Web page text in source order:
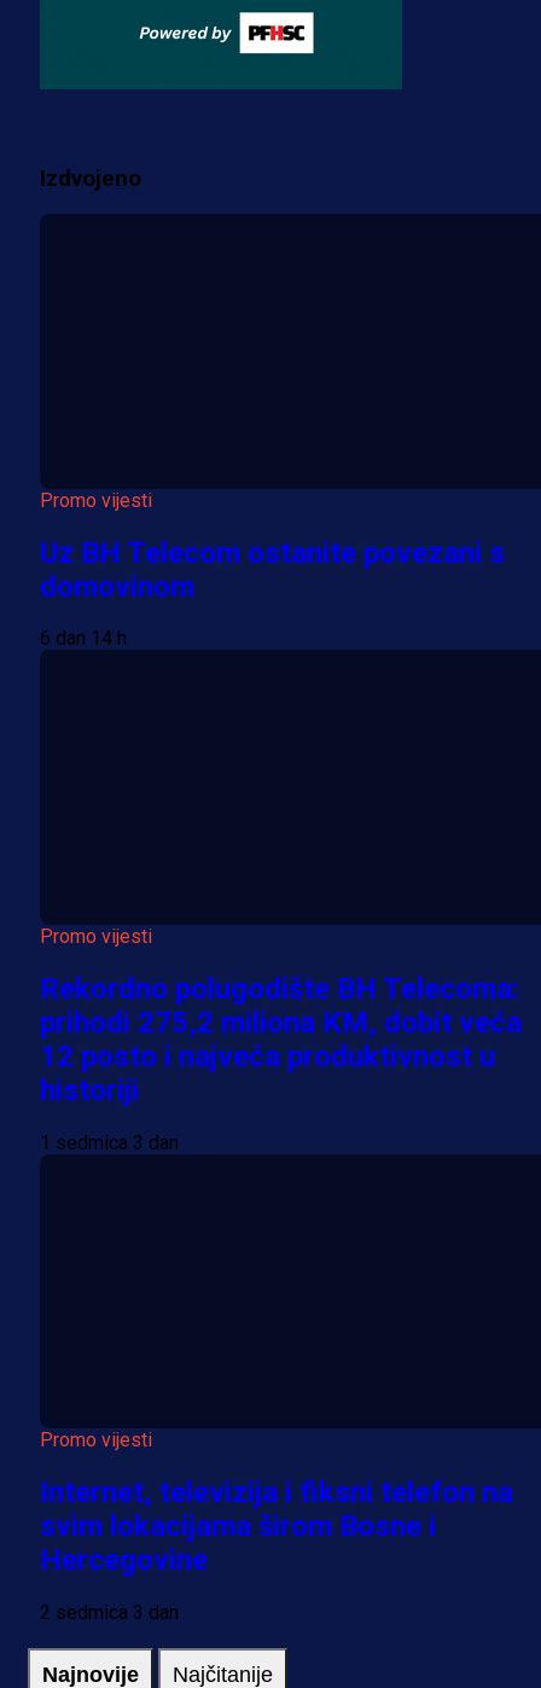
Fudbaler Olympiacosa želi obući
Izdvojeno
Promo vijesti
Uz BH Telecom ostanite povezani s
domovinom
6 dan 14 h
Promo vijesti
Rekordno polugodište BH Telecoma:
prihodi 275,2 miliona KM, dobit veća
12 posto i najveća produktivnost u
historiji
1 sedmica 3 dan
Promo vijesti
Internet, televizija i fiksni telefon na
svim lokacijama širom Bosne i
Hercegovine
2 sedmica 3 dan
Najnovije Najčitanije